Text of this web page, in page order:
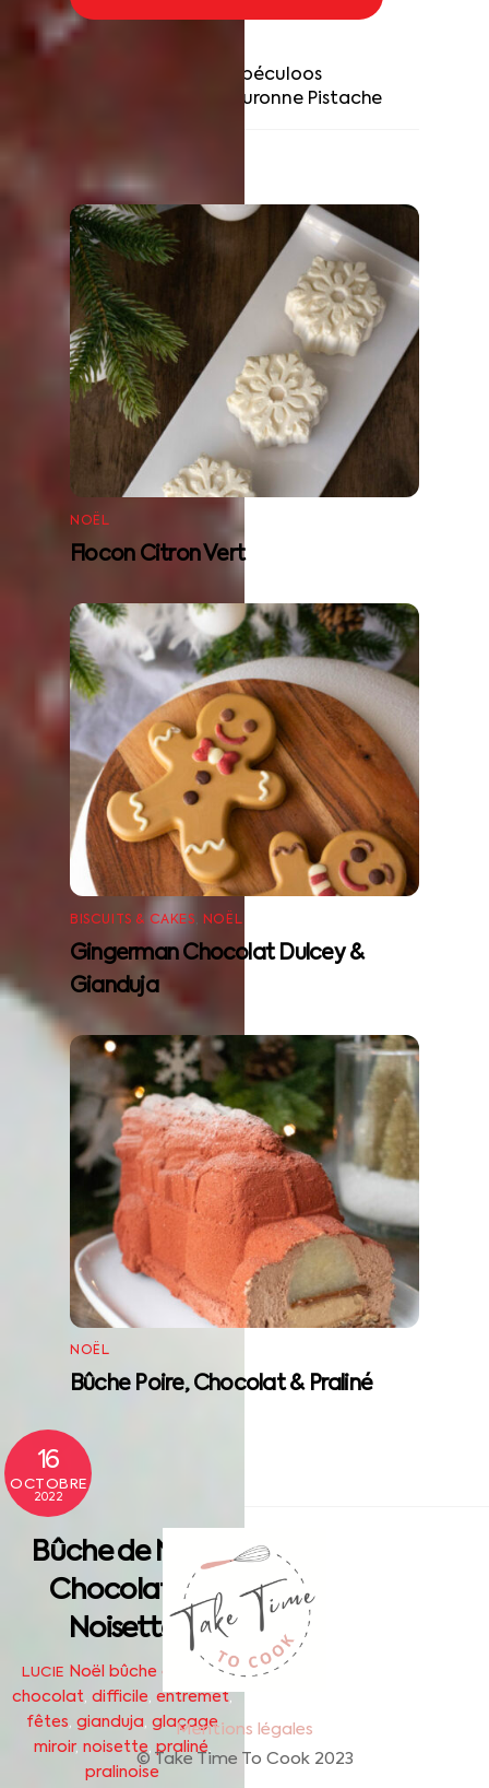
16
OCTOBRE
2022
Bûche de Noël
Chocolat &
Noisette
LUCIE Noël bûche de noël,
chocolat, difficile, entremet,
fêtes, gianduja, glaçage
miroir, noisette, praliné,
pralinoise
Bûche Café & Spéculoos
Couronne Pistache
NOËL
Flocon Citron Vert
BISCUITS & CAKES, NOËL
Gingerman Chocolat Dulcey &
Gianduja
NOËL
Bûche Poire, Chocolat & Praliné
To
Top
Mentions légales
© Take Time To Cook 2023